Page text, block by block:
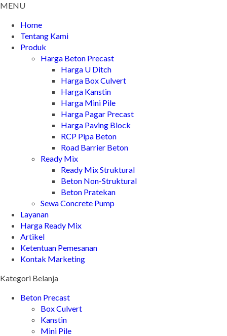
MENU
Home
Tentang Kami
Produk
Harga Beton Precast
Harga U Ditch
Harga Box Culvert
Harga Kanstin
Harga Mini Pile
Harga Pagar Precast
Harga Paving Block
RCP Pipa Beton
Road Barrier Beton
Ready Mix
Ready Mix Struktural
Beton Non-Struktural
Beton Pratekan
Sewa Concrete Pump
Layanan
Harga Ready Mix
Artikel
Ketentuan Pemesanan
Kontak Marketing
Kategori Belanja
Beton Precast
Box Culvert
Kanstin
Mini Pile